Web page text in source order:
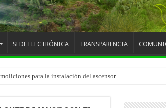
SEDE ELECTRÓNICA TRANSPARENCIA
para la instalación del ascensor